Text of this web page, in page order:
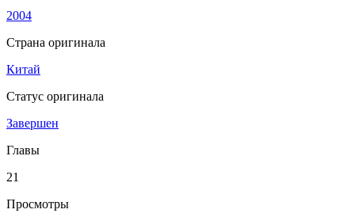
2004
Страна оригинала
Китай
Статус оригинала
Завершен
Главы
21
Просмотры